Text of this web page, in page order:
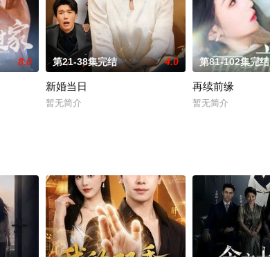
8.0 第21-38集完结 4.0
新婚当日
暂无简介
第81-102集完结
再续前缘
暂无简介